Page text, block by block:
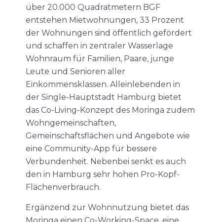
über 20.000 Quadratmetern BGF
entstehen Mietwohnungen, 33 Prozent
der Wohnungen sind öffentlich gefördert
und schaffen in zentraler Wasserlage
Wohnraum für Familien, Paare, junge
Leute und Senioren aller
Einkommensklassen. Alleinlebenden in
der Single-Hauptstadt Hamburg bietet
das Co-Living-Konzept des Moringa zudem
Wohngemeinschaften,
Gemeinschaftsflächen und Angebote wie
eine Community-App für bessere
Verbundenheit. Nebenbei senkt es auch
den in Hamburg sehr hohen Pro-Kopf-
Flächenverbrauch.
Ergänzend zur Wohnnutzung bietet das